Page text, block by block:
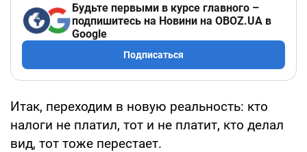
Будьте первыми в курсе главного –
подпишитесь на Новини на OBOZ.UA в
Google
Подписаться
Итак, переходим в новую реальность: кто
налоги не платил, тот и не платит, кто делал
вид, тот тоже перестает.